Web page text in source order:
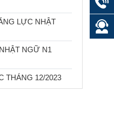
LỰC NHẬT
NGỮ N1
THÁNG 12/2023